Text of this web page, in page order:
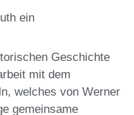
ein
Geschichte
mit dem
welches von Werner
gemeinsame